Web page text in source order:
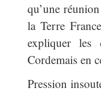
qu’une
la Terre
expliquer les
Cordemais en
Pression